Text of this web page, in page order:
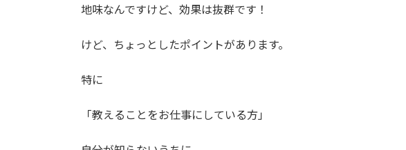
地味なんですけど、効果は抜群です！
けど、ちょっとしたポイントがあります。
特に
「教えることをお仕事にしている方」